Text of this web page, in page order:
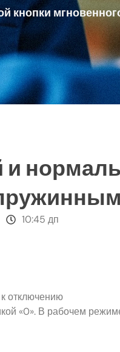
кнопки
10:45 дп
отключению
«0». В рабочем